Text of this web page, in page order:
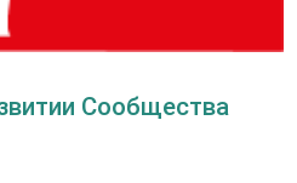
Сообщества